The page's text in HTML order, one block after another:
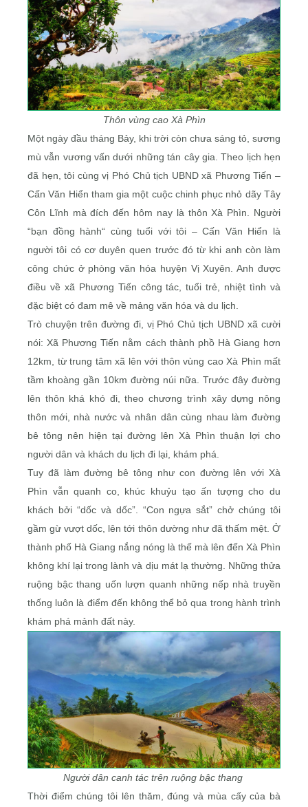
Thôn vùng cao Xà Phìn
Một ngày đầu tháng Bảy, khi trời còn chưa sáng tỏ, sương
mù vẫn vương vấn dưới những tán cây gia. Theo lịch hẹn
đã hẹn, tôi cùng vị Phó Chủ tịch UBND xã Phương Tiến –
Cấn Văn Hiển tham gia một cuộc chinh phục nhỏ dãy Tây
Côn Lĩnh mà đích đến hôm nay là thôn Xà Phìn. Người
“bạn đồng hành“ cùng tuổi với tôi – Cấn Văn Hiển là
người tôi có cơ duyên quen trước đó từ khi anh còn làm
công chức ở phòng văn hóa huyện Vị Xuyên. Anh được
điều về xã Phương Tiến công tác, tuổi trẻ, nhiệt tình và
đặc biệt có đam mê về mảng văn hóa và du lịch.
Trò chuyện trên đường đi, vị Phó Chủ tịch UBND xã cười
nói: Xã Phương Tiến nằm cách thành phồ Hà Giang hơn
12km, từ trung tâm xã lên với thôn vùng cao Xà Phìn mất
tầm khoàng gần 10km đường núi nữa. Trước đây đường
lên thôn khá khó đi, theo chương trình xây dựng nông
thôn mới, nhà nước và nhân dân cùng nhau làm đường
bê tông nên hiện tại đường lên Xà Phìn thuận lợi cho
người dân và khách du lịch đi lại, khám phá.
Tuy đã làm đường bê tông như con đường lên với Xà
Phìn vẫn quanh co, khúc khuỷu tạo ấn tượng cho du
khách bởi “dốc và dốc”. “Con ngựa sắt” chở chúng tôi
gầm gừ vượt dốc, lên tới thôn dường như đã thấm mệt. Ở
thành phố Hà Giang nắng nóng là thế mà lên đến Xà Phìn
không khí lại trong lành và dịu mát lạ thường. Những thửa
ruộng bậc thang uốn lượn quanh những nếp nhà truyền
thống luôn là điểm đến không thể bỏ qua trong hành trình
khám phá mảnh đất này.
Người dân canh tác trên ruộng bậc thang
Thời điểm chúng tôi lên thăm, đúng và mùa cấy của bà